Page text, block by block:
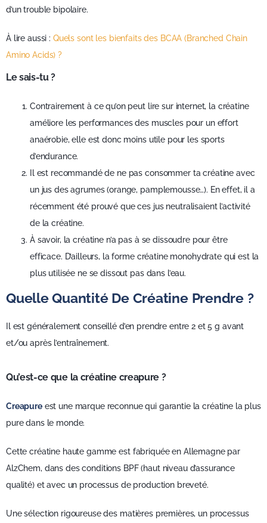
d’un trouble bipolaire.
À lire aussi : Quels sont les bienfaits des BCAA (Branched Chain
Amino Acids) ?
Le sais-tu ?
Contrairement à ce qu’on peut lire sur internet, la créatine
améliore les performances des muscles pour un effort
anaérobie, elle est donc moins utile pour les sports
d’endurance.
Il est recommandé de ne pas consommer ta créatine avec
un jus des agrumes (orange, pamplemousse…). En effet, il a
récemment été prouvé que ces jus neutralisaient l’activité
de la créatine.
À savoir, la créatine n’a pas à se dissoudre pour être
efficace. D’ailleurs, la forme créatine monohydrate qui est la
plus utilisée ne se dissout pas dans l’eau.
Quelle Quantité De Créatine Prendre ?
Il est généralement conseillé d’en prendre entre 2 et 5 g avant
et/ou après l’entraînement.
Qu’est-ce que la créatine creapure ?
Creapureest une marque reconnue qui garantie la créatine la plus
pure dans le monde.
Cette créatine haute gamme est fabriquée en Allemagne par
AlzChem, dans des conditions BPF (haut niveau d’assurance
qualité) et avec un processus de production breveté.
Une sélection rigoureuse des matières premières, un processus